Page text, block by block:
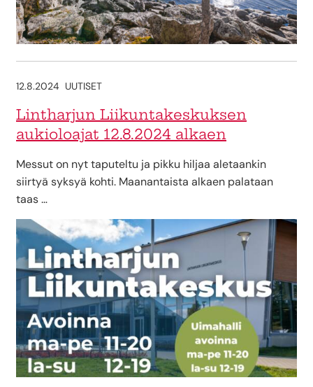
12.8.2024 UUTISET
Lintharjun Liikuntakeskuksen
aukioloajat 12.8.2024 alkaen
Messut on nyt taputeltu ja pikku hiljaa aletaankin
siirtyä syksyä kohti. Maanantaista alkaen palataan
taas …